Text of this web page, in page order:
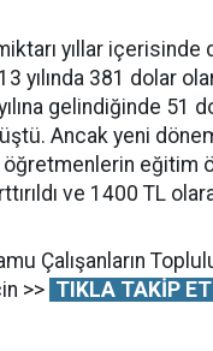
yıllar içerisinde
yılında 381 dolar
gelindiğinde 51
Ancak yeni
eğitim
ve 1400 TL
Çalışanların
>> TIKLA TAKİP ET